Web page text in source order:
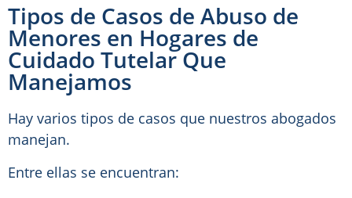
Tipos de Casos de Abuso de
Menores en Hogares de
Cuidado Tutelar Que
Manejamos
Hay varios tipos de casos que nuestros abogados
manejan.
Entre ellas se encuentran: